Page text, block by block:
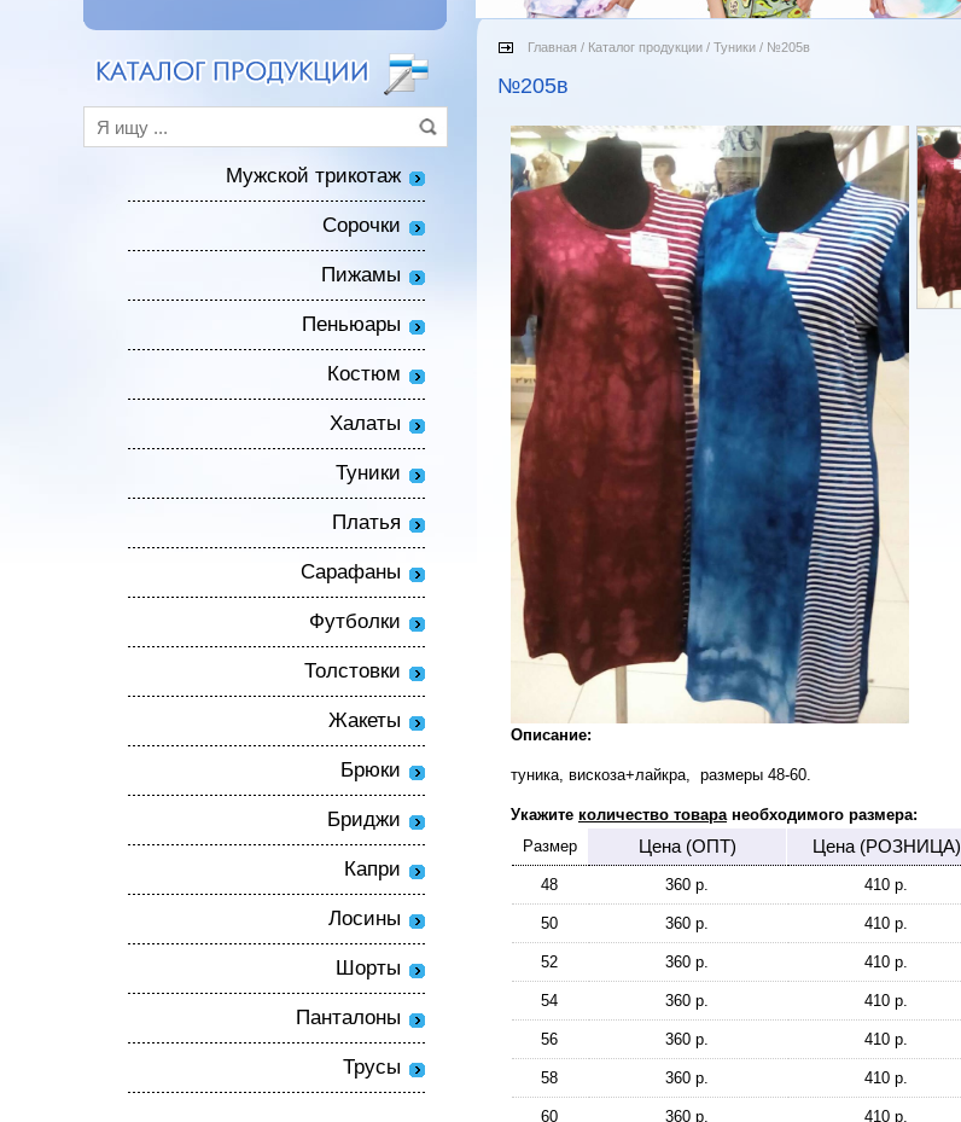
Мужской трикотаж
Сорочки
Пижамы
Пеньюары
Костюм
Халаты
Туники
Платья
Сарафаны
Футболки
Толстовки
Жакеты
Брюки
Бриджи
Капри
Лосины
Шорты
Панталоны
Трусы
Главная / Каталог продукции / Туники / №205в
№205в
Описание:
туника, вискоза+лайкра, размеры 48-60.
Укажите количество товаранеобходимого размера:
Размер
Цена (ОПТ) Цена (РОЗНИЦА)
48 360 р. 410 р.
50 360 р. 410 р.
52 360 р. 410 р.
54 360 р. 410 р.
56 360 р. 410 р.
58 360 р. 410 р.
60 360 р. 410 р.